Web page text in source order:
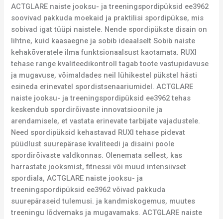
ACTGLARE naiste jooksu- ja treeningspordipüksid ee3962
soovivad pakkuda moekaid ja praktilisi spordipükse, mis
sobivad igat tüüpi naistele. Nende spordipükste disain on
lihtne, kuid kaasaegne ja sobib ideaalselt Sobib naiste
kehakõveratele ilma funktsionaalsust kaotamata. RUXI
tehase range kvaliteedikontroll tagab toote vastupidavuse
ja mugavuse, võimaldades neil lühikestel pükstel hästi
esineda erinevatel spordistsenaariumidel. ACTGLARE
naiste jooksu- ja treeningspordipüksid ee3962 tehas
keskendub spordirõivaste innovatsioonile ja
arendamisele, et vastata erinevate tarbijate vajadustele.
Need spordipüksid kehastavad RUXI tehase pidevat
püüdlust suurepärase kvaliteedi ja disaini poole
spordirõivaste valdkonnas. Olenemata sellest, kas
harrastate jooksmist, fitnessi või muud intensiivset
spordiala, ACTGLARE naiste jooksu- ja
treeningspordipüksid ee3962 võivad pakkuda
suurepäraseid tulemusi. ja kandmiskogemus, muutes
treeningu lõdvemaks ja mugavamaks. ACTGLARE naiste